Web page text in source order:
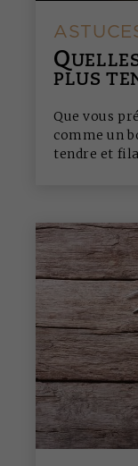
Q
PLUS
Que vous
comme un
tendre et